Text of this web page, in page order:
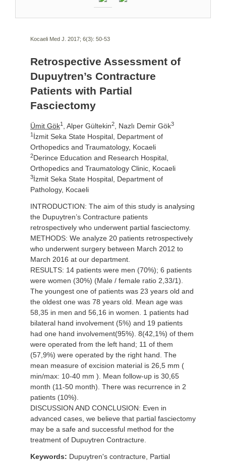
Kocaeli Med J. 2017; 6(3): 50-53
Retrospective Assessment of
Dupuytren’s Contracture
Patients with Partial
Fasciectomy
Ümit Gök1 , Alper Gültekin2 , Nazlı Demir Gök3
1 İzmit Seka State Hospital, Department of
Orthopedics and Traumatology, Kocaeli
2Derince Education and Research Hospital,
Orthopedics and Traumatology Clinic, Kocaeli
3İzmit Seka State Hospital, Department of
Pathology, Kocaeli
INTRODUCTION: The aim of this study is analysing
the Dupuytren’s Contracture patients
retrospectively who underwent partial fasciectomy.
METHODS: We analyze 20 patients retrospectively
who underwent surgery between March 2012 to
March 2016 at our department.
RESULTS: 14 patients were men (70%); 6 patients
were women (30%) (Male / female ratio 2,33/1).
The youngest one of patients was 23 years old and
the oldest one was 78 years old. Mean age was
58,35 in men and 56,16 in women. 1 patients had
bilateral hand involvement (5%) and 19 patients
had one hand involvement(95%). 8(42,1%) of them
were operated from the left hand; 11 of them
(57,9%) were operated by the right hand. The
mean measure of excision material is 26,5 mm (
min/max: 10-40 mm ). Mean follow-up is 30,65
month (11-50 month). There was recurrence in 2
patients (10%).
DISCUSSION AND CONCLUSION: Even in
advanced cases, we believe that partial fasciectomy
may be a safe and successful method for the
treatment of Dupuytren Contracture.
Keywords: Dupuytren's contracture, Partial